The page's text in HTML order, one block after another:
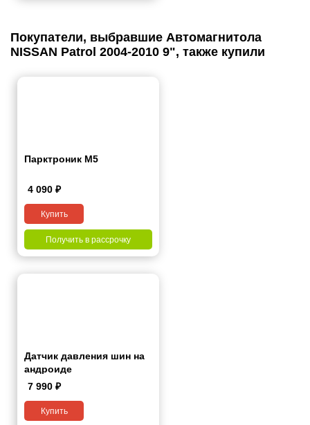
Покупатели, выбравшие Автомагнитола
NISSAN Patrol 2004-2010 9", также купили
Парктроник М5
4 090 ₽
Купить
Получить в рассрочку
Датчик давления шин на
андроиде
7 990 ₽
Купить